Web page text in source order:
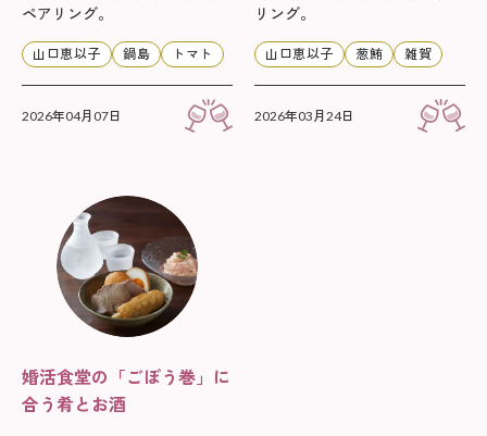
ペアリング。
山口恵以子 鍋島 トマト
2026年04月07日
リング。
山口恵以子 葱鮪 雑賀
2026年03月24日
婚活食堂の「ごぼう巻」に
合う肴とお酒